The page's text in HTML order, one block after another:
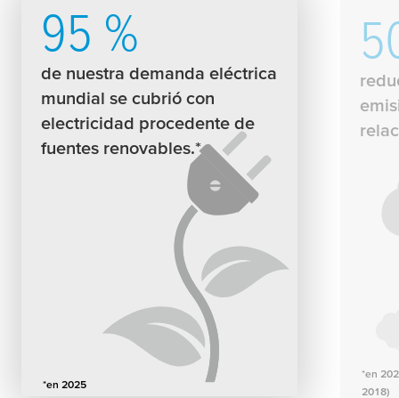
95 %
de nuestra demanda eléctrica
mundial se cubrió con
electricidad procedente de
fuentes renovables.*
*en 2025
*en
2018)